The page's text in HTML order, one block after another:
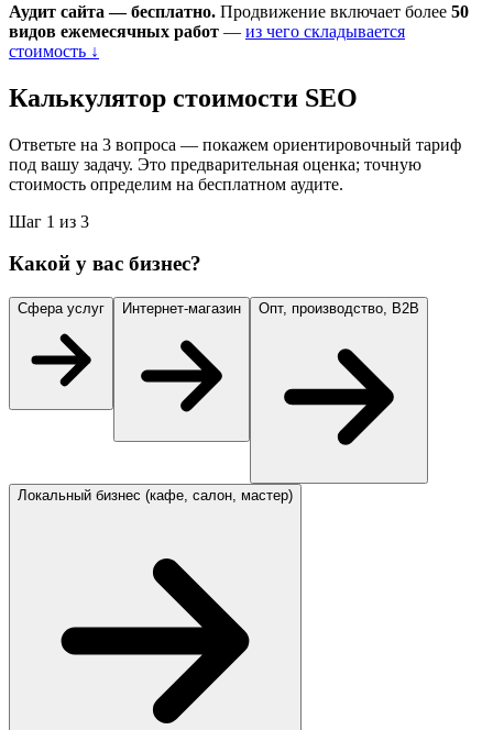
Аудит сайта — бесплатно. Продвижение включает более 50
видов ежемесячных работ — из чего складывается
стоимость ↓
Калькулятор стоимости SEO
Ответьте на 3 вопроса — покажем ориентировочный тариф
под вашу задачу. Это предварительная оценка; точную
стоимость определим на бесплатном аудите.
Шаг 1 из 3
Какой у вас бизнес?
Сфера услуг Интернет-магазин Опт, производство, B2B
Локальный бизнес (кафе, салон, мастер)